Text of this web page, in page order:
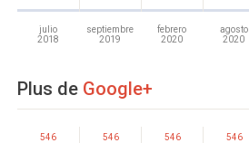
julio
2018
septiembre
2019
febrero
2020
agosto
2020
Plus de Google+
546 546 546 546